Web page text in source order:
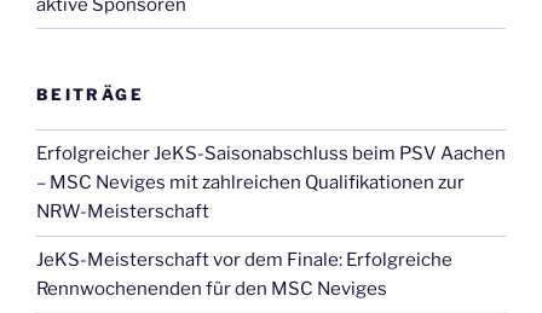
aktive Sponsoren
BEITRÄGE
Erfolgreicher JeKS-Saisonabschluss beim PSV Aachen
– MSC Neviges mit zahlreichen Qualifikationen zur
NRW-Meisterschaft
JeKS-Meisterschaft vor dem Finale: Erfolgreiche
Rennwochenenden für den MSC Neviges